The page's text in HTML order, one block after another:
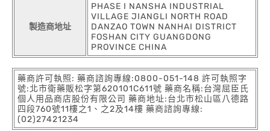
製造商地址
PHASE I NANSHA INDUSTRIAL
VILLAGE JIANGLI NORTH ROAD
DANZAO TOWN NANHAI DISTRICT
FOSHAN CITY GUANGDONG
PROVINCE CHINA
藥商許可執照: 藥商諮詢專線:0800-051-148 許可執照字
號:北市衛藥販松字第620101C611號 藥商名稱:台灣屈臣氏
個人用品商店股份有限公司 藥商地址:台北市松山區八德路
四段760號11樓之1、之2及14樓 藥商諮詢專線:
(02)27421234